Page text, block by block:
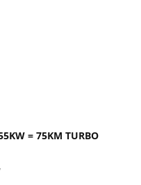
= 75KM TURBO